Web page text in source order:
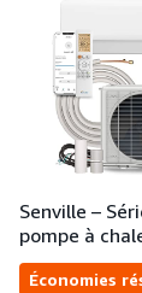
Senville –
pompe à
Économies